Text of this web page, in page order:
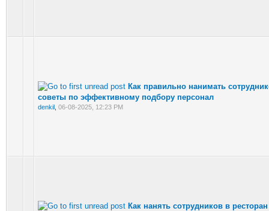
Как правильно нанимать
советы по эффективному подбору персонал
denkil 06-08-2025, 12:23 PM
Как нанять сотрудников в